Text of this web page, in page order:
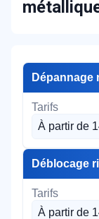
Dépannage
À partir de
Déblocage
À partir de